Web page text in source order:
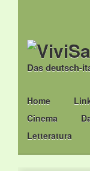
Das deutsch-
Main menu
Skip
to
content
Home
Cinema
Letteratura